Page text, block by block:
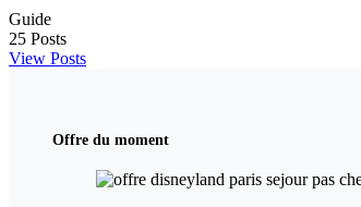
Guide
25 Posts
View Posts
Offre du moment